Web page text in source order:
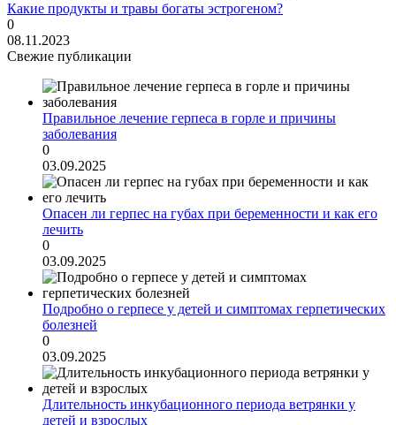
Какие продукты и травы богаты эстрогеном?
0
08.11.2023
Свежие публикации
Правильное лечение герпеса в горле и причины
заболевания
0
03.09.2025
Опасен ли герпес на губах при беременности и как его
лечить
0
03.09.2025
Подробно о герпесе у детей и симптомах герпетических
болезней
0
03.09.2025
Длительность инкубационного периода ветрянки у
детей и взрослых